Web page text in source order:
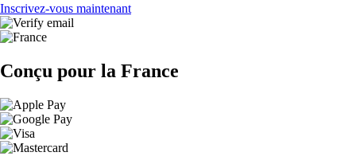
Inscrivez-vous maintenant
Conçu pour la France